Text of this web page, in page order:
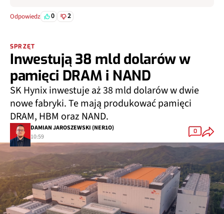
Odpowiedz 0 2
SPRZĘT
Inwestują 38 mld dolarów w
pamięci DRAM i NAND
SK Hynix inwestuje aż 38 mld dolarów w dwie
nowe fabryki. Te mają produkować pamięci
DRAM, HBM oraz NAND.
DAMIAN JAROSZEWSKI (NER1O)
10:59
0